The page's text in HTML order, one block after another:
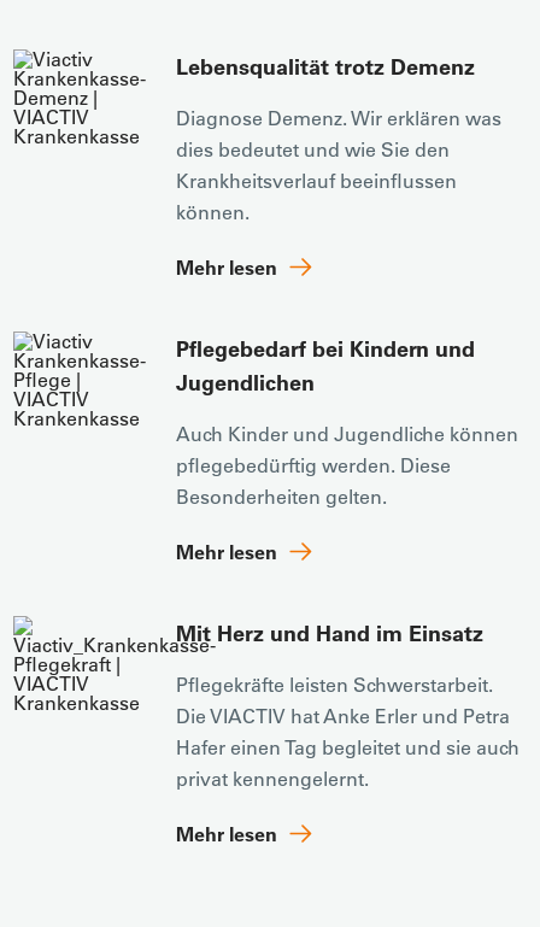
Lebensqualität trotz Demenz
Diagnose Demenz. Wir erklären was
dies bedeutet und wie Sie den
Krankheitsverlauf beeinflussen
können.
Mehr lesen
Pflegebedarf bei Kindern und
Jugendlichen
Auch Kinder und Jugendliche können
pflegebedürftig werden. Diese
Besonderheiten gelten.
Mehr lesen
Mit Herz und Hand im Einsatz
Pflegekräfte leisten Schwerstarbeit.
Die VIACTIV hat Anke Erler und Petra
Hafer einen Tag begleitet und sie auch
privat kennengelernt.
Mehr lesen